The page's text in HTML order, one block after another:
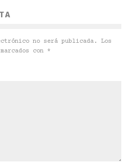
no será publicada.
Los
con *